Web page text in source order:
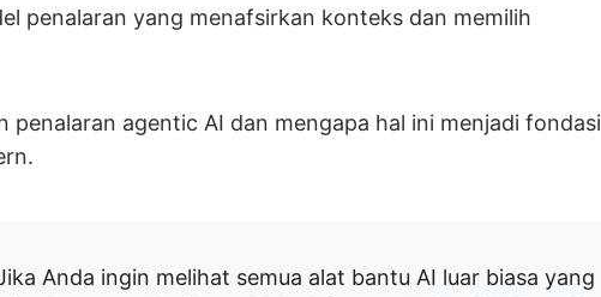
penalaran yang menafsirkan konteks dan memilih
penalaran agentic AI dan mengapa hal ini menjadi fondasi
Anda ingin melihat semua alat bantu AI luar biasa yang